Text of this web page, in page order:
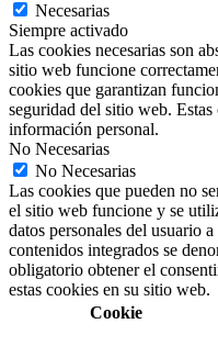
Necesarias
Siempre activado
Las cookies necesarias son
sitio web funcione
cookies que garantizan
seguridad del sitio web.
información personal.
No Necesarias
No Necesarias
Las cookies que pueden no
el sitio web funcione y se
datos personales del usuario
contenidos integrados se
obligatorio obtener el
estas cookies en su sitio web.
Cookie